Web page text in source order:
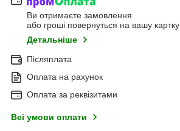
Ви отримаєте замовлення
або гроші повернуться на вашу картку
Детальніше
Післяплата
Оплата на рахунок
Оплата за реквізитами
Всі умови оплати